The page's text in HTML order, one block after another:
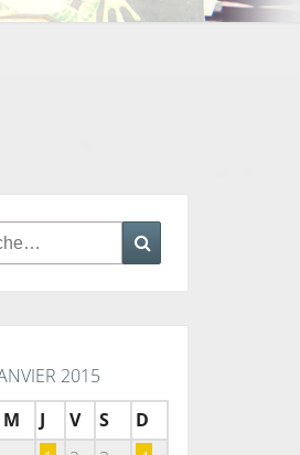
:
2015
M J V S
D